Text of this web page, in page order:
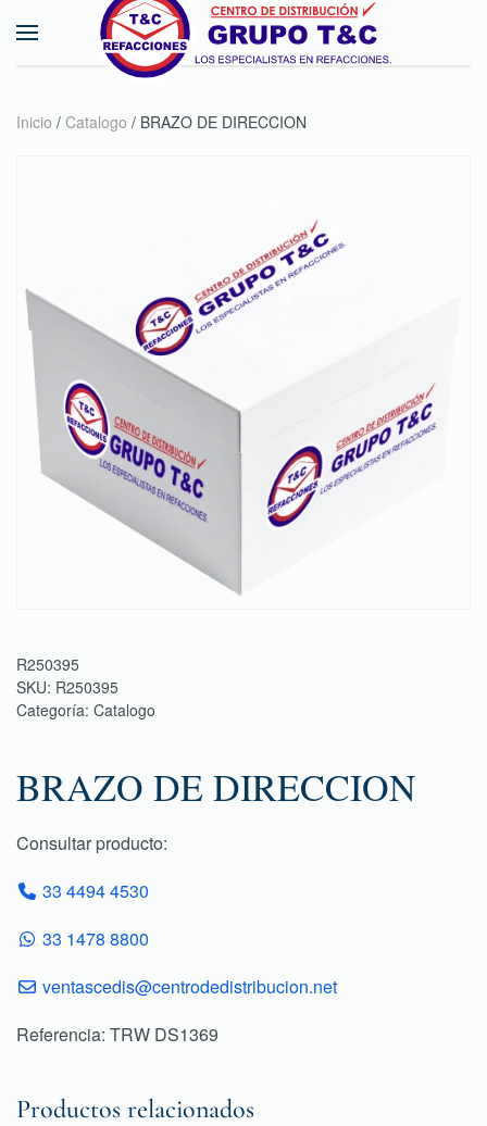
Skip to main content
Inicio / Catalogo / BRAZO DE DIRECCION
R250395
SKU: R250395
Categoría: Catalogo
BRAZO DE DIRECCION
Consultar producto:
33 4494 4530
33 1478 8800
ventascedis@centrodedistribucion.net
Referencia: TRW DS1369
Productos relacionados